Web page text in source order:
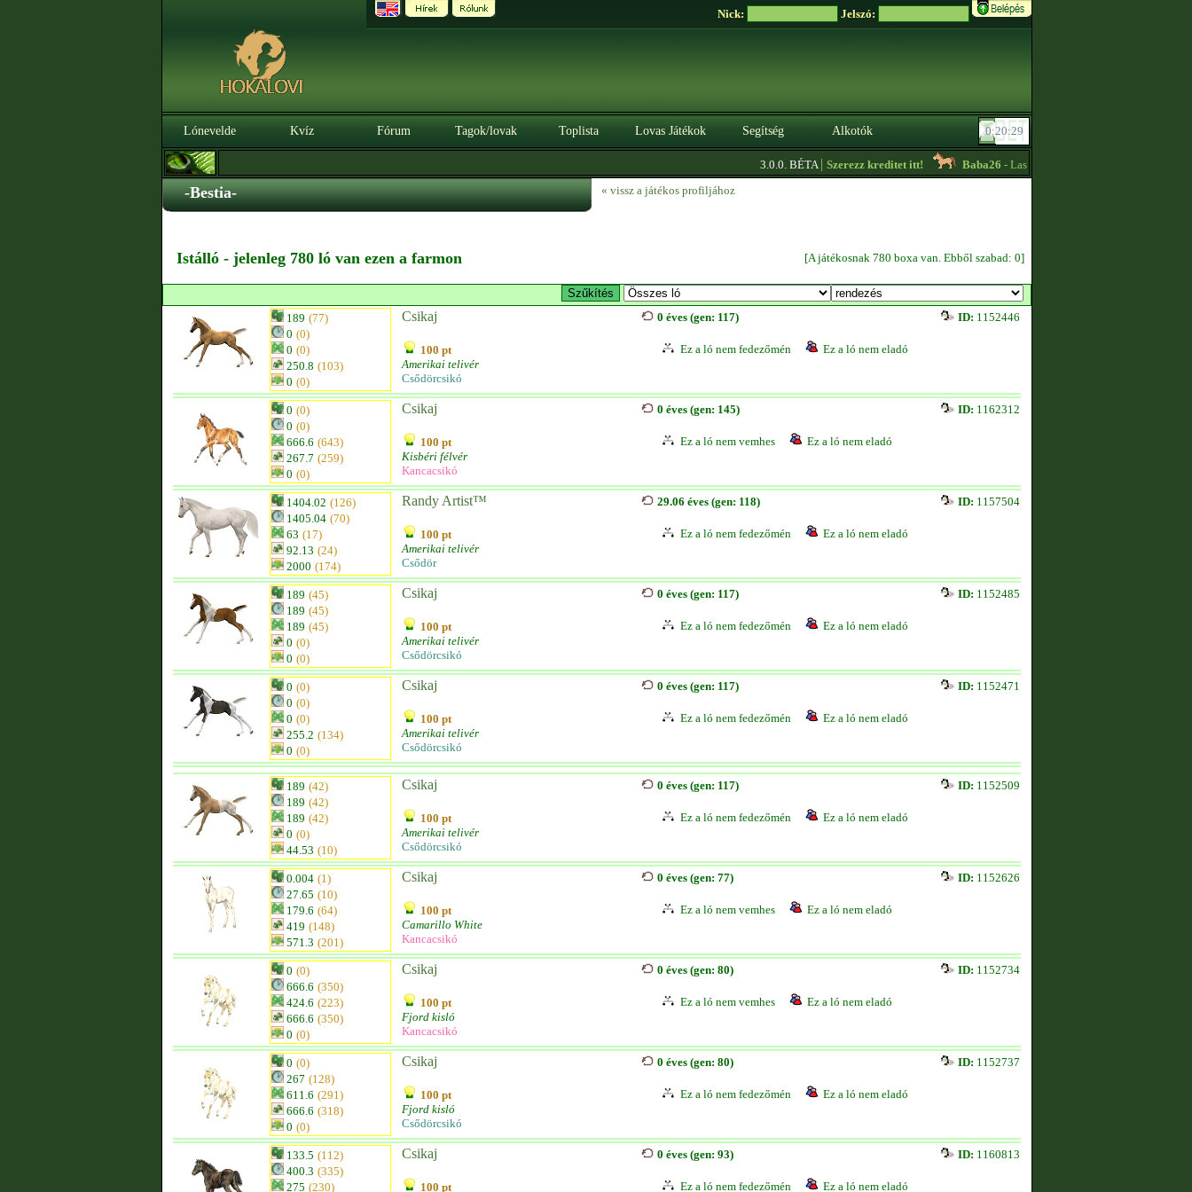
Nick: Jelszó:
Lónevelde Kvíz Fórum Tagok/lovak Toplista Lovas Játékok Segítség Alkotók
3.0.0. BÉTA|Szerezz kreditet itt! Baba26- Lassú körös edzőt keresek sürgősen!! -
-Bestia- « vissz a játékos profiljához
Istálló - jelenleg 780 ló van ezen a farmon [A játékosnak 780 boxa van. Ebből szabad: 0]
189 (77)
0 (0)
0 (0)
250.8 (103)
0 (0)
Csikaj
100 pt
Amerikai telivér
Csődörcsikó
0 éves (gen: 117) ID: 1152446
Ez a ló nem fedezőmén Ez a ló nem eladó
0 (0)
0 (0)
666.6 (643)
267.7 (259)
0 (0)
Csikaj
100 pt
Kisbéri félvér
Kancacsikó
0 éves (gen: 145) ID: 1162312
Ez a ló nem vemhes Ez a ló nem eladó
1404.02 (126)
1405.04 (70)
63 (17)
92.13 (24)
2000 (174)
Randy Artist™
100 pt
Amerikai telivér
Csődör
29.06 éves (gen: 118) ID: 1157504
Ez a ló nem fedezőmén Ez a ló nem eladó
189 (45)
189 (45)
189 (45)
0 (0)
0 (0)
Csikaj
100 pt
Amerikai telivér
Csődörcsikó
0 éves (gen: 117) ID: 1152485
Ez a ló nem fedezőmén Ez a ló nem eladó
0 (0)
0 (0)
0 (0)
255.2 (134)
0 (0)
Csikaj
100 pt
Amerikai telivér
Csődörcsikó
0 éves (gen: 117) ID: 1152471
Ez a ló nem fedezőmén Ez a ló nem eladó
189 (42)
189 (42)
189 (42)
0 (0)
44.53 (10)
Csikaj
100 pt
Amerikai telivér
Csődörcsikó
0 éves (gen: 117) ID: 1152509
Ez a ló nem fedezőmén Ez a ló nem eladó
0.004 (1)
27.65 (10)
179.6 (64)
419 (148)
571.3 (201)
Csikaj
100 pt
Camarillo White
Kancacsikó
0 éves (gen: 77) ID: 1152626
Ez a ló nem vemhes Ez a ló nem eladó
0 (0)
666.6 (350)
424.6 (223)
666.6 (350)
0 (0)
Csikaj
100 pt
Fjord kisló
Kancacsikó
0 éves (gen: 80) ID: 1152734
Ez a ló nem vemhes Ez a ló nem eladó
0 (0)
267 (128)
611.6 (291)
666.6 (318)
0 (0)
Csikaj
100 pt
Fjord kisló
Csődörcsikó
0 éves (gen: 80) ID: 1152737
Ez a ló nem fedezőmén Ez a ló nem eladó
133.5 (112)
400.3 (335)
275 (230)
Csikaj
100 pt
0 éves (gen: 93) ID: 1160813
Ez a ló nem fedezőmén Ez a ló nem eladó